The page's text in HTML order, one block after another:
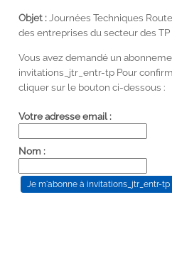
Objet :Journées Techniques
des entreprises du secteur des TP
Vous avez demandé un
invitations_jtr_entr-tp Pour
cliquer sur le bouton ci-dessous :
Votre adresse email :
Nom :